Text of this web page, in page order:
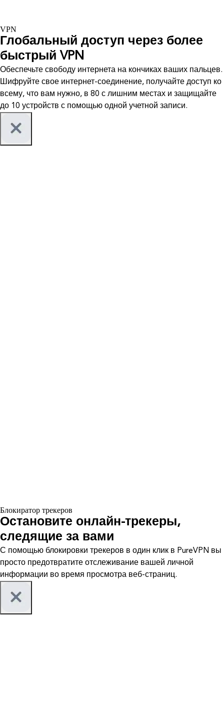
VPN
Глобальный доступ через более
быстрый VPN
Обеспечьте свободу интернета на кончиках ваших пальцев.
Шифруйте свое интернет-соединение, получайте доступ ко
всему, что вам нужно, в 80 с лишним местах и защищайте
до 10 устройств с помощью одной учетной записи.
Блокиратор трекеров
Остановите онлайн-трекеры,
следящие за вами
С помощью блокировки трекеров в один клик в PureVPN вы
просто предотвратите отслеживание вашей личной
информации во время просмотра веб-страниц.